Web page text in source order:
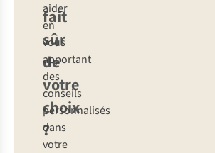
fait
sûr
de
votre
choix
?
aider
en
vous
apportant
des
conseils
personnalisés
dans
votre